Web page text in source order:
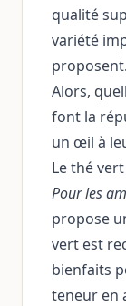
qualité
variété
proposent.
Alors,
font la
un œil à
Le thé vert
Pour les
propose
vert est
bienfaits
teneur en